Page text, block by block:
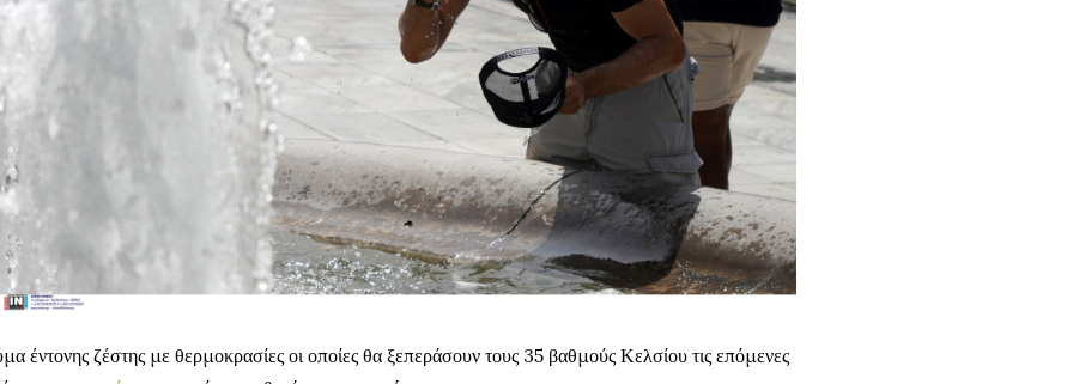
έντονης ζέστης με θερμοκρασίες οι οποίες θα ξεπεράσουν τους 35 βαθμούς Κελσίου τις επόμενες